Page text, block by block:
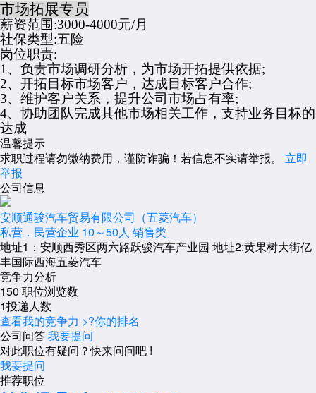
市场拓展专员
薪资范围:3000-4000元/月
社保类型:五险
岗位职责:
1、负责市场调研分析，为市场开拓提供依据;
2、开拓目标市场客户，达成目标客户合作;
3、维护客户关系，提升公司市场占有率;
4、协助团队完成其他市场相关工作，支持业务目标的
达成
温馨提示
求职过程请勿缴纳费用，谨防诈骗！若信息不实请举报。 立即
举报
公司信息
安顺通骏汽车贸易有限公司（五菱汽车）
私营．民营企业 10～50人 销售类
地址1：安顺西秀区两六路跃骏汽车产业园 地址2:黄果树大街亿
丰国际西海五菱汽车
竞争力分析
150 职位浏览数
1投递人数
查看我的竞争力 >?你的排名
公司问答我要提问
对此职位有疑问？快来问问吧 !
我要提问
推荐职位